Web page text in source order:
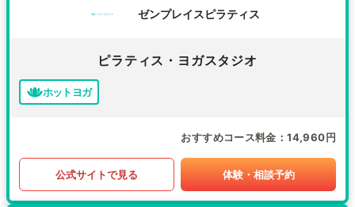
ゼンプレイスピラティス
ピラティス・ヨガスタジオ
ホットヨガ
おすすめコース料金 14,960円
公式サイトで見る 体験・相談予約